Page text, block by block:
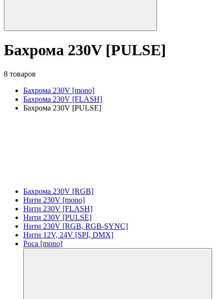
Бахрома 230V [PULSE]
8 товаров
Бахрома 230V [mono]
Бахрома 230V [FLASH]
Бахрома 230V [PULSE]
Бахрома 230V [RGB]
Нити 230V [mono]
Нити 230V [FLASH]
Нити 230V [PULSE]
Нити 230V [RGB, RGB-SYNC]
Нити 12V, 24V [SPI, DMX]
Роса [mono]